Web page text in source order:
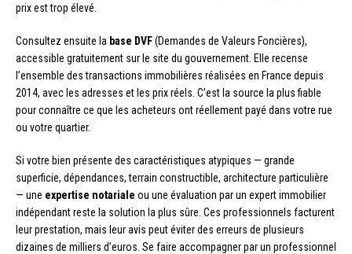
prix est trop élevé.
Consultez ensuite la base DVF(Demandes de Valeurs Foncières),
accessible gratuitement sur le site du gouvernement. Elle recense
l’ensemble des transactions immobilières réalisées en France depuis
2014, avec les adresses et les prix réels. C’est la source la plus fiable
pour connaître ce que les acheteurs ont réellement payé dans votre rue
ou votre quartier.
Si votre bien présente des caractéristiques atypiques — grande
superficie, dépendances, terrain constructible, architecture particulière
— une expertise notariale ou une évaluation par un expert immobilier
indépendant reste la solution la plus sûre. Ces professionnels facturent
leur prestation, mais leur avis peut éviter des erreurs de plusieurs
dizaines de milliers d’euros. Se faire accompagner par un professionnel